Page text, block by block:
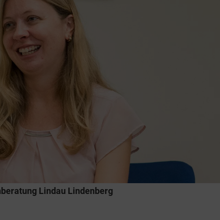
Lindau Lindenberg